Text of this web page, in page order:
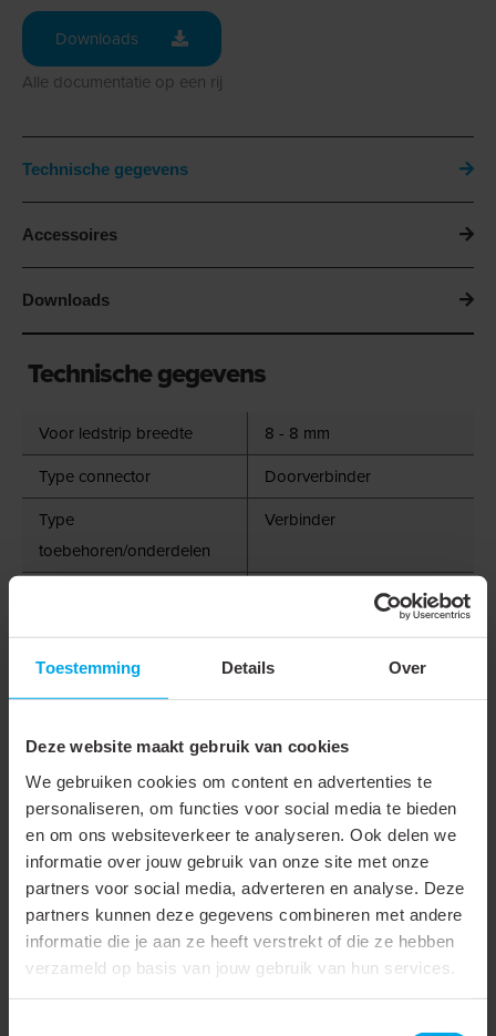
Toestemming Details Over
Deze website maakt gebruik van cookies
We gebruiken cookies om content en advertenties te
personaliseren, om functies voor social media te bieden
en om ons websiteverkeer te analyseren. Ook delen we
informatie over jouw gebruik van onze site met onze
partners voor social media, adverteren en analyse. Deze
partners kunnen deze gegevens combineren met andere
informatie die je aan ze heeft verstrekt of die ze hebben
verzameld op basis van jouw gebruik van hun services.
Downloads
Alle documentatie op een rij
Technische gegevens
Accessoires
Downloads
Technische gegevens
Voor ledstrip breedte
8 - 8 mm
Type connector
Doorverbinder
Type
toebehoren/onderdelen
Verbinder
Onderdeel
Voor PCB breedte
8 mm
Accessoires & opties
861108 - LLS20-B-
EWW-5M
861109- LLS20-B-NW-
5M